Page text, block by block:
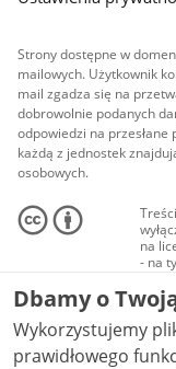
Strony dostępne w
mailowych. Użytkownik
mail zgadza się na
dobrowolnie podanych
odpowiedzi na przesłane
każdą z jednostek
osobowych.
na
- na
audio
NC-
Dbamy o
Wykorzystujemy
prawidłowego